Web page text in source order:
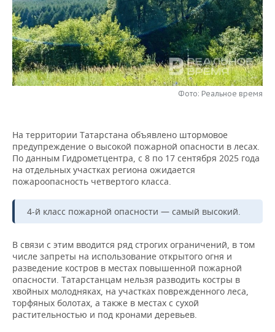
НЕФТЕХИМИЯ
НЕФТЬ
ОПК
ЭНЕРГЕТИКА
РОЗНИЧНАЯ ТОРГОВЛЯ
ТРАНСПОРТ
УСЛУГИ
НОВОСТИ ТЕХНОЛОГИЙ
IT
МЕДИА
МЕРОПРИЯТИЯ
НОВОСТИ МЕРОПРИЯТИЙ
ВЫЕЗДНАЯ РЕДАКЦИЯ
ONLINE-КОНФЕРЕНЦИИ
ОТКРЫТАЯ ЛЕКЦИЯ
СПОРТ
НОВОСТИ СПОРТА
ХОККЕЙ
БАСКЕТБОЛ
КИБЕРСПОРТ
ФИГУРНОЕ КАТАНИЕ
ВОДНЫЕ ВИДЫ СПОРТА
ХОККЕЙ С МЯЧОМ
ОБЩЕСТВО
ВЛАСТЬ
ИНФРАСТРУКТУРА
КУЛЬТУРА
МЕДИЦИНА
ОБРАЗОВАНИЕ
ПРОИСШЕСТВИЯ
СЮЖЕТЫ
СПРАВОЧНИК
СПИСОК КОМПАНИЙ
Фото: Реальное время
На территории Татарстана объявлено штормовое
предупреждение о высокой пожарной опасности в лесах.
По данным Гидрометцентра, с 8 по 17 сентября 2025 года
на отдельных участках региона ожидается
пожароопасность четвертого класса.
4-й класс пожарной опасности — самый высокий.
В связи с этим вводится ряд строгих ограничений, в том
числе запреты на использование открытого огня и
разведение костров в местах повышенной пожарной
опасности. Татарстанцам нельзя разводить костры в
хвойных молодняках, на участках поврежденного леса,
торфяных болотах, а также в местах с сухой
растительностью и под кронами деревьев.